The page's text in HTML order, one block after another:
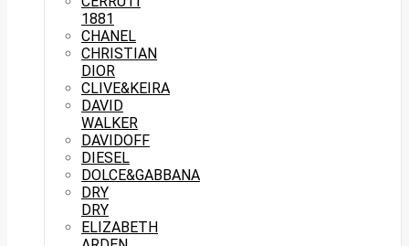
1881
CHANEL
CHRISTIAN
DIOR
CLIVE&KEIRA
DAVID
WALKER
DAVIDOFF
DIESEL
DOLCE&GABBANA
DRY
DRY
ELIZABETH